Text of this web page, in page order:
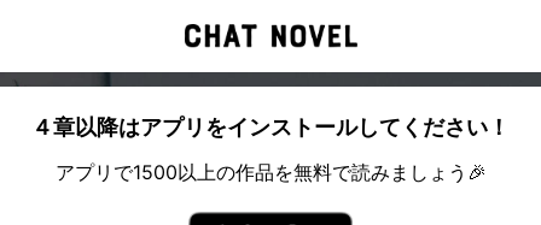
４章以降はアプリをインストールしてください！
アプリで1500以上の作品を無料で読みましょう🎉